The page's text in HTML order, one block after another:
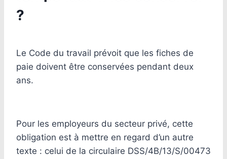
?
Le Code du travail prévoit que les fiches de
paie doivent être conservées pendant deux
ans.
Pour les employeurs du secteur privé, cette
obligation est à mettre en regard d’un autre
texte : celui de la circulaire DSS/4B/13/S/00473